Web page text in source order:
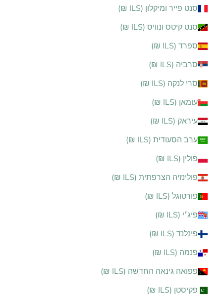
סנט פייר ומיקלון (ILS ₪)
סנט קיטס ונוויס (ILS ₪)
ספרד (ILS ₪)
סרביה (ILS ₪)
סרי לנקה (ILS ₪)
עומאן (ILS ₪)
עיראק (ILS ₪)
ערב הסעודית (ILS ₪)
פולין (ILS ₪)
פולינזיה הצרפתית (ILS ₪)
פורטוגל (ILS ₪)
פיג׳י (ILS ₪)
פינלנד (ILS ₪)
פנמה (ILS ₪)
פפואה גינאה החדשה (ILS ₪)
פקיסטן (ILS ₪)